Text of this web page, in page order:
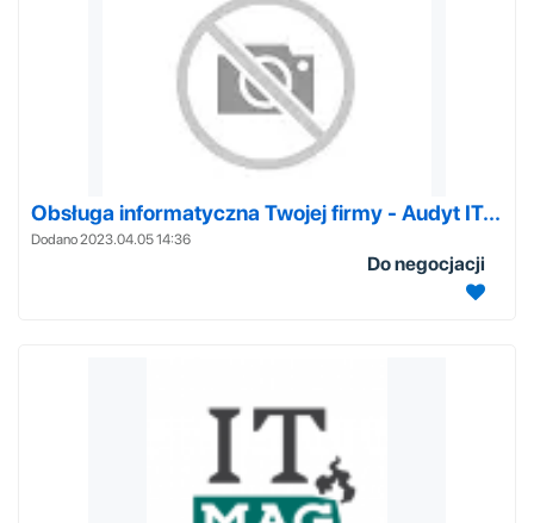
Obsługa informatyczna Twojej firmy - Audyt IT...
Dodano 2023.04.05 14:36
Do negocjacji